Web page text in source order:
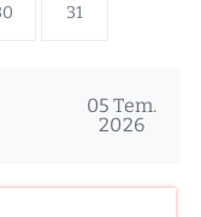
31
05 Tem.
2026